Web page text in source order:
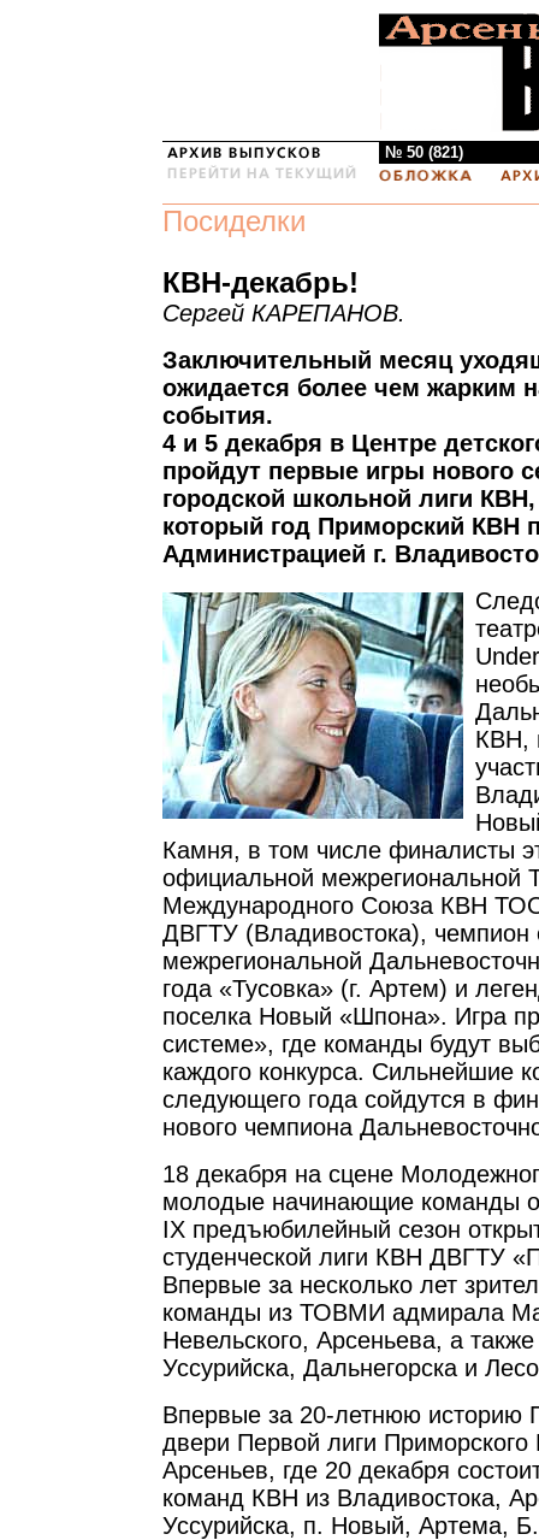
№ 50 (821)
Посиделки
КВН-декабрь!
Сергей КАРЕПАНОВ.
Заключительный месяц
ожидается более чем жарким
события.
4 и 5 декабря в Центре
пройдут первые игры нового
городской школьной лиги
который год Приморский КВН
Администрацией г.
КВН,
Камня, в том числе финалисты
официальной межрегиональной
Международного Союза КВН
ДВГТУ (Владивостока), чемпион
межрегиональной
года «Тусовка» (г. Артем) и
поселка Новый «Шпона». Игра
системе», где команды будут
каждого конкурса. Сильнейшие
следующего года сойдутся в
нового чемпиона
18 декабря на сцене
молодые начинающие команды
IX предъюбилейный сезон
студенческой лиги КВН ДВГТУ
Впервые за несколько лет
команды из ТОВМИ адмирала
Невельского, Арсеньева, а
Уссурийска, Дальнегорска и
Впервые за 20-летнюю историю
двери Первой лиги Приморского
Арсеньев, где 20 декабря
команд КВН из Владивостока,
Уссурийска, п. Новый, Артема,